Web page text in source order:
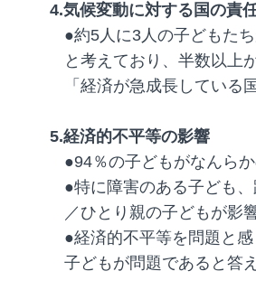
4.気候変動に対する国の責
●約5人に3人の子どもた
と考えており、半数以上
「経済が急成長している
5.経済的不平等の影響
●94％の子どもがなんら
●特に障害のある子ども
／ひとり親の子どもが影
●経済的不平等を問題と
子どもが問題であると答